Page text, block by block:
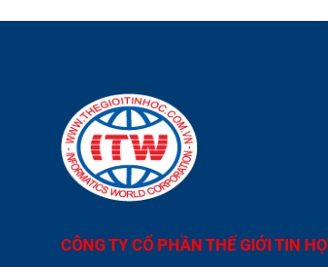
CÔNG TY CỔ PHẦN THẾ GIỚI TIN